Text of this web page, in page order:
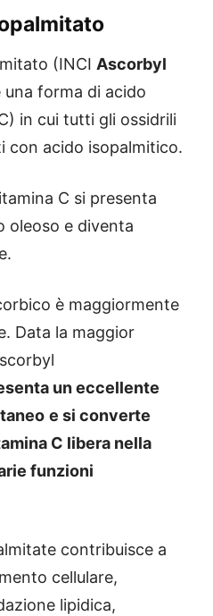
(INCI Ascorbyl
una forma di acido
in cui tutti gli ossidrili
con acido isopalmitico.
C si presenta
oleoso e diventa
è maggiormente
Data la maggior
un eccellente
e si converte
C libera nella
funzioni
contribuisce a
cellulare,
lipidica,